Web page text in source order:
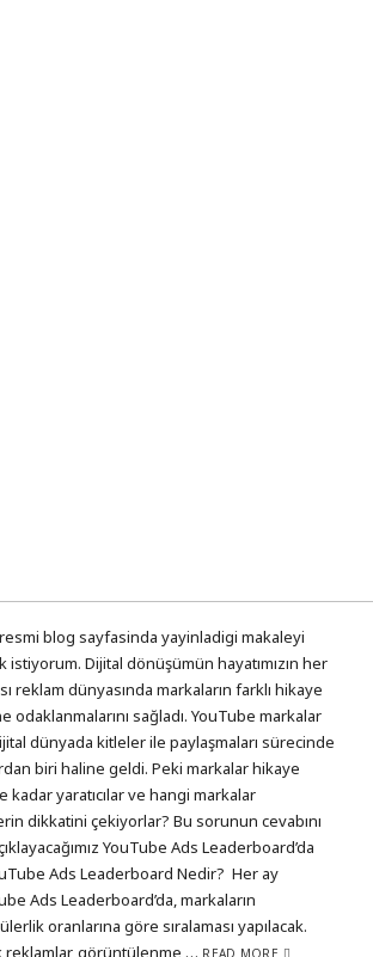
blog sayfasinda yayinladigi makaleyi
istiyorum. Dijital dönüşümün hayatımızın her
reklam dünyasında markaların farklı hikaye
odaklanmalarını sağladı. YouTube markalar
dünyada kitleler ile paylaşmaları sürecinde
biri haline geldi. Peki markalar hikaye
kadar yaratıcılar ve hangi markalar
dikkatini çekiyorlar? Bu sorunun cevabını
YouTube Ads Leaderboard’da
Ads Leaderboard Nedir? Her ay
Ads Leaderboard’da, markaların
oranlarına göre sıralaması yapılacak.
reklamlar, görüntülenme,… READ MORE